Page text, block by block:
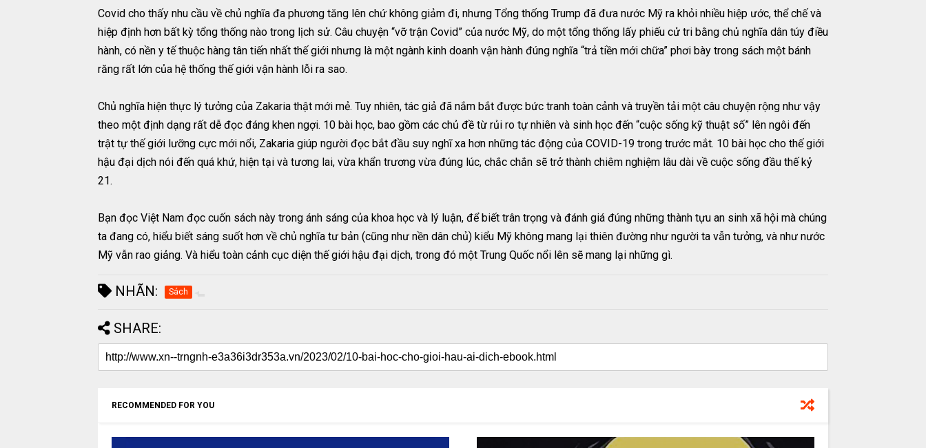
Covid cho thấy nhu cầu về chủ nghĩa đa phương tăng lên chứ không giảm đi, nhưng Tổng thống Trump đã đưa nước Mỹ ra khỏi nhiều hiệp ước, thể chế và
hiệp định hơn bất kỳ tổng thống nào trong lịch sử. Câu chuyện “vỡ trận Covid” của nước Mỹ, do một tổng thống lấy phiếu cử tri bằng chủ nghĩa dân túy điều
hành, có nền y tế thuộc hàng tân tiến nhất thế giới nhưng là một ngành kinh doanh vận hành đúng nghĩa “trả tiền mới chữa” phơi bày trong sách một bánh
răng rất lớn của hệ thống thế giới vận hành lỗi ra sao.
Chủ nghĩa hiện thực lý tưởng của Zakaria thật mới mẻ. Tuy nhiên, tác giả đã nắm bắt được bức tranh toàn cảnh và truyền tải một câu chuyện rộng như vậy
theo một định dạng rất dễ đọc đáng khen ngợi. 10 bài học, bao gồm các chủ đề từ rủi ro tự nhiên và sinh học đến “cuộc sống kỹ thuật số” lên ngôi đến
trật tự thế giới lưỡng cực mới nổi, Zakaria giúp người đọc bắt đầu suy nghĩ xa hơn những tác động của COVID-19 trong trước mắt. 10 bài học cho thế giới
hậu đại dịch nói đến quá khứ, hiện tại và tương lai, vừa khẩn trương vừa đúng lúc, chắc chắn sẽ trở thành chiêm nghiệm lâu dài về cuộc sống đầu thế kỷ
21.
Bạn đọc Việt Nam đọc cuốn sách này trong ánh sáng của khoa học và lý luận, để biết trân trọng và đánh giá đúng những thành tựu an sinh xã hội mà chúng
ta đang có, hiểu biết sáng suốt hơn về chủ nghĩa tư bản (cũng như nền dân chủ) kiểu Mỹ không mang lại thiên đường như người ta vẫn tưởng, và như nước
Mỹ vẫn rao giảng. Và hiểu toàn cảnh cục diện thế giới hậu đại dịch, trong đó một Trung Quốc nổi lên sẽ mang lại những gì.
NHÃN: Sách
SHARE:
RECOMMENDED FOR YOU